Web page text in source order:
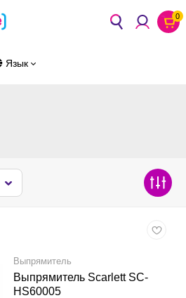
0
Язык
Выпрямитель
Выпрямитель Scarlett SC-
HS60005